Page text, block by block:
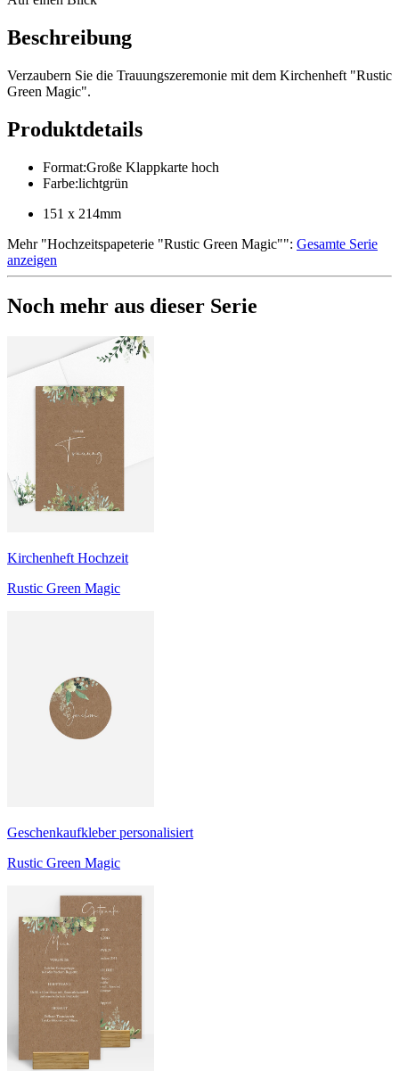
Beschreibung
Verzaubern Sie die Trauungszeremonie mit dem Kirchenheft "Rustic
Green Magic".
Produktdetails
Format:Große Klappkarte hoch
Farbe:lichtgrün
151 x 214mm
Mehr"Hochzeitspapeterie "Rustic Green Magic"": Gesamte Serie
anzeigen
Noch mehr aus dieser Serie
Kirchenheft Hochzeit
Rustic Green Magic
Geschenkaufkleber personalisiert
Rustic Green Magic